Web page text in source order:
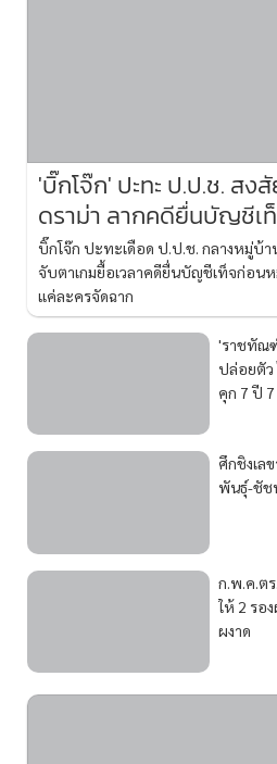
'บิ๊กโจ๊ก' ปะทะ ป.ป.ช. สง
ดราม่า ลากคดียื่นบัญชีเ
บิ๊กโจ๊ก ปะทะเดือด ป.ป.ช. กลางหมู่บ้า
จับตาเกมยื้อเวลาคดียื่นบัญชีเท็จก่อน
แค่ละครจัดฉาก
'ราชทัณ
ปล่อยตัว
คุก 7 ปี
ศึกชิงเล
พันธุ์-ชัช
ก.พ.ค.ต
ให้ 2 รอ
ผงาด